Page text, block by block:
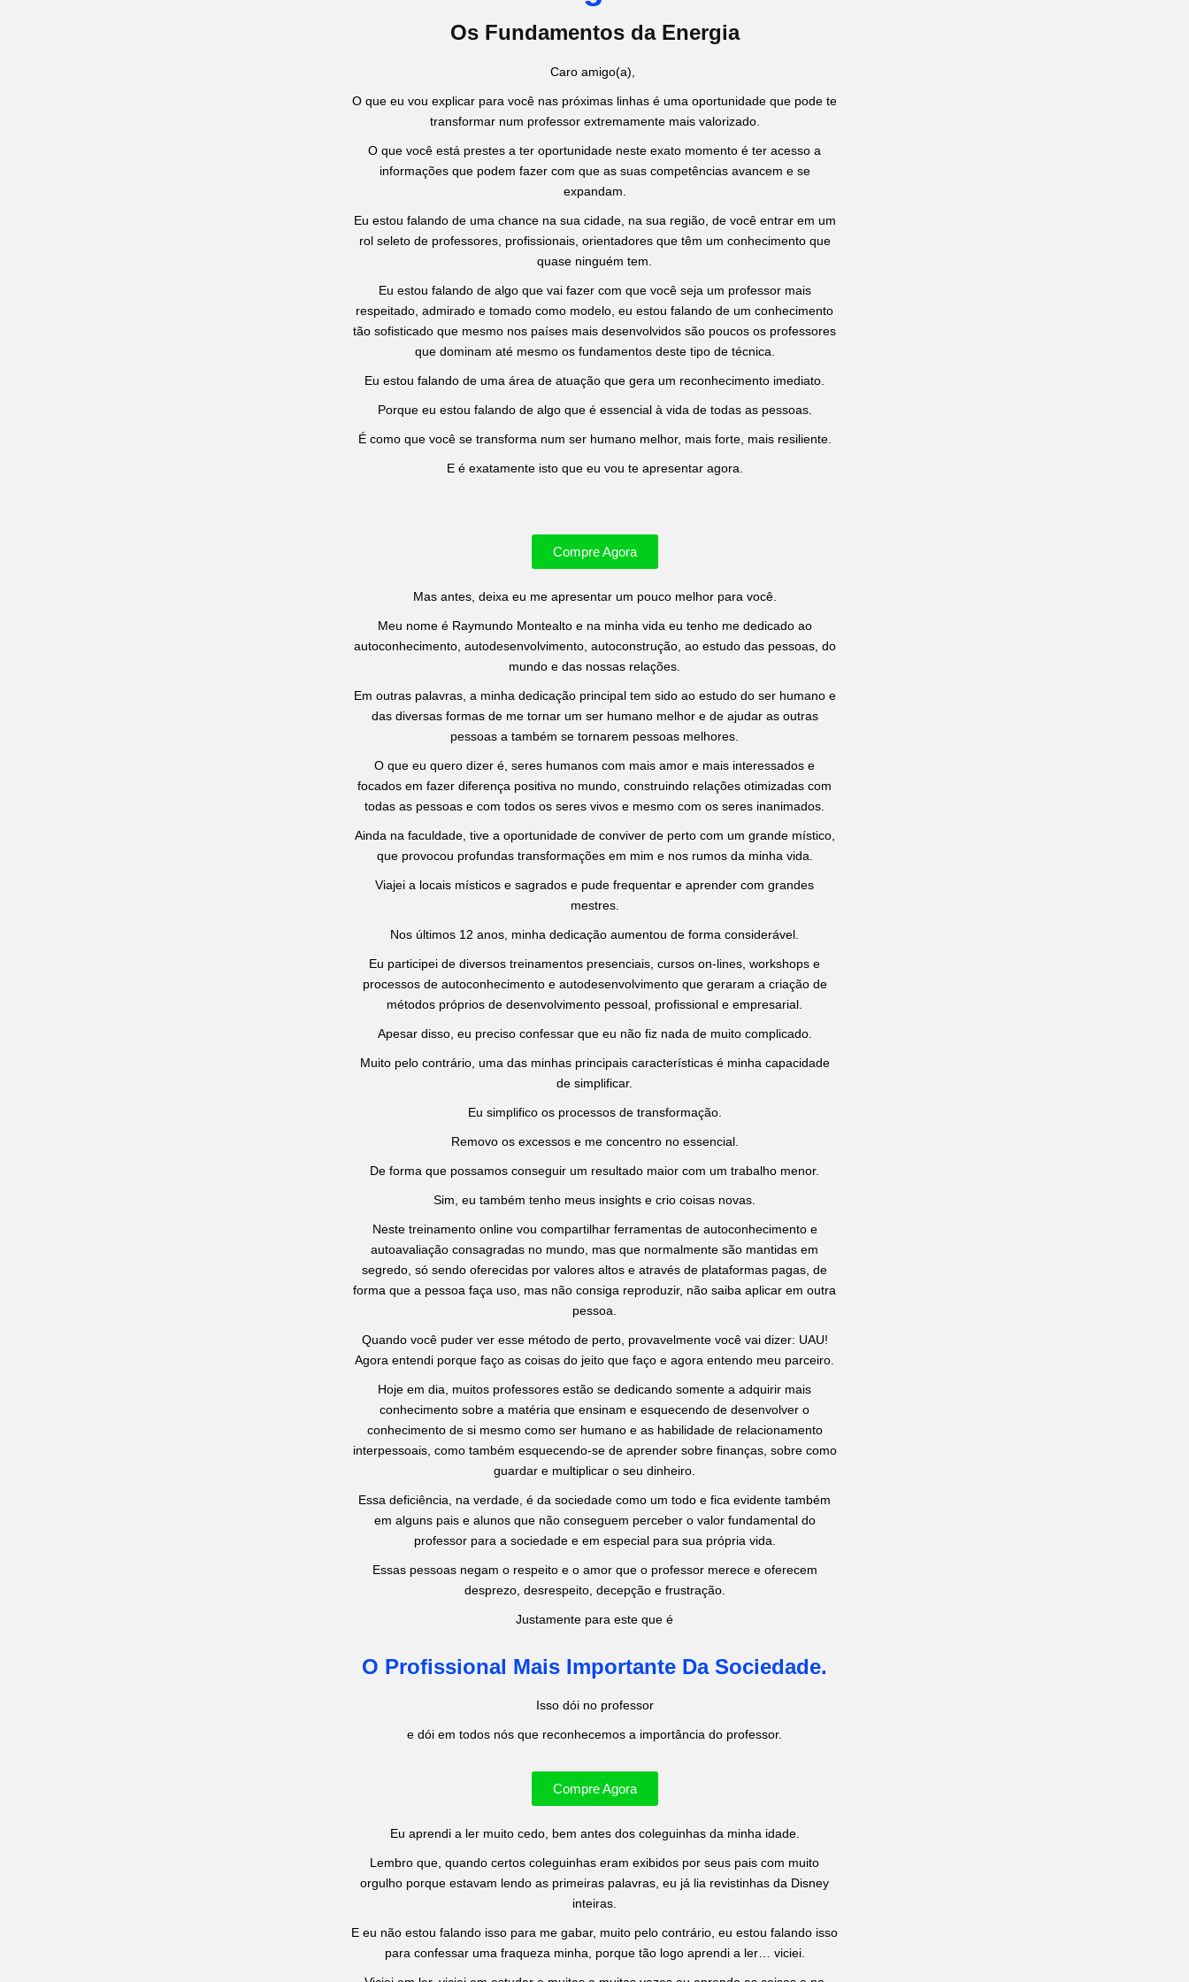
Os Fundamentos da Energia
Caro amigo(a),
O que eu vou explicar para você nas próximas linhas é uma oportunidade que pode te
transformar num professor extremamente mais valorizado.
O que você está prestes a ter oportunidade neste exato momento é ter acesso a
informações que podem fazer com que as suas competências avancem e se
expandam.
Eu estou falando de uma chance na sua cidade, na sua região, de você entrar em um
rol seleto de professores, profissionais, orientadores que têm um conhecimento que
quase ninguém tem.
Eu estou falando de algo que vai fazer com que você seja um professor mais
respeitado, admirado e tomado como modelo, eu estou falando de um conhecimento
tão sofisticado que mesmo nos países mais desenvolvidos são poucos os professores
que dominam até mesmo os fundamentos deste tipo de técnica.
Eu estou falando de uma área de atuação que gera um reconhecimento imediato.
Porque eu estou falando de algo que é essencial à vida de todas as pessoas.
É como que você se transforma num ser humano melhor, mais forte, mais resiliente.
E é exatamente isto que eu vou te apresentar agora.
Compre Agora
Mas antes, deixa eu me apresentar um pouco melhor para você.
Meu nome é Raymundo Montealto e na minha vida eu tenho me dedicado ao
autoconhecimento, autodesenvolvimento, autoconstrução, ao estudo das pessoas, do
mundo e das nossas relações.
Em outras palavras, a minha dedicação principal tem sido ao estudo do ser humano e
das diversas formas de me tornar um ser humano melhor e de ajudar as outras
pessoas a também se tornarem pessoas melhores.
O que eu quero dizer é, seres humanos com mais amor e mais interessados e
focados em fazer diferença positiva no mundo, construindo relações otimizadas com
todas as pessoas e com todos os seres vivos e mesmo com os seres inanimados.
Ainda na faculdade, tive a oportunidade de conviver de perto com um grande místico,
que provocou profundas transformações em mim e nos rumos da minha vida.
Viajei a locais místicos e sagrados e pude frequentar e aprender com grandes
mestres.
Nos últimos 12 anos, minha dedicação aumentou de forma considerável.
Eu participei de diversos treinamentos presenciais, cursos on-lines, workshops e
processos de autoconhecimento e autodesenvolvimento que geraram a criação de
métodos próprios de desenvolvimento pessoal, profissional e empresarial.
Apesar disso, eu preciso confessar que eu não fiz nada de muito complicado.
Muito pelo contrário, uma das minhas principais características é minha capacidade
de simplificar.
Eu simplifico os processos de transformação.
Removo os excessos e me concentro no essencial.
De forma que possamos conseguir um resultado maior com um trabalho menor.
Sim, eu também tenho meus insights e crio coisas novas.
Neste treinamento online vou compartilhar ferramentas de autoconhecimento e
autoavaliação consagradas no mundo, mas que normalmente são mantidas em
segredo, só sendo oferecidas por valores altos e através de plataformas pagas, de
forma que a pessoa faça uso, mas não consiga reproduzir, não saiba aplicar em outra
pessoa.
Quando você puder ver esse método de perto, provavelmente você vai dizer: UAU!
Agora entendi porque faço as coisas do jeito que faço e agora entendo meu parceiro.
Hoje em dia, muitos professores estão se dedicando somente a adquirir mais
conhecimento sobre a matéria que ensinam e esquecendo de desenvolver o
conhecimento de si mesmo como ser humano e as habilidade de relacionamento
interpessoais, como também esquecendo-se de aprender sobre finanças, sobre como
guardar e multiplicar o seu dinheiro.
Essa deficiência, na verdade, é da sociedade como um todo e fica evidente também
em alguns pais e alunos que não conseguem perceber o valor fundamental do
professor para a sociedade e em especial para sua própria vida.
Essas pessoas negam o respeito e o amor que o professor merece e oferecem
desprezo, desrespeito, decepção e frustração.
Justamente para este que é
O Profissional Mais Importante Da Sociedade.
Isso dói no professor
e dói em todos nós que reconhecemos a importância do professor.
Compre Agora
Eu aprendi a ler muito cedo, bem antes dos coleguinhas da minha idade.
Lembro que, quando certos coleguinhas eram exibidos por seus pais com muito
orgulho porque estavam lendo as primeiras palavras, eu já lia revistinhas da Disney
inteiras.
E eu não estou falando isso para me gabar, muito pelo contrário, eu estou falando isso
para confessar uma fraqueza minha, porque tão logo aprendi a ler… viciei.